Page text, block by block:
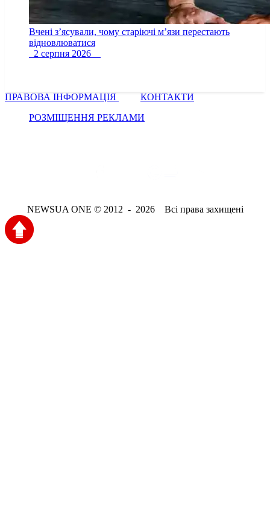
Вчені з’ясували, чому старіючі м’язи перестають
відновлюватися
2 серпня 2026
ПРАВОВА ІНФОРМАЦІЯ
КОНТАКТИ
РОЗМІЩЕННЯ РЕКЛАМИ
NEWSUA ONE © 2012 - 2026 Всі права захищені